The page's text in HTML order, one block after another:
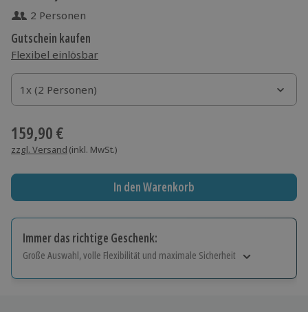
2 Personen
Gutschein kaufen
Flexibel einlösbar
1x (2 Personen)
1x (2 Personen)
1x (2 Personen)
159,90 €
zzgl. Versand (inkl. MwSt.)
In den Warenkorb
Immer das richtige Geschenk:
Große Auswahl, volle Flexibilität und maximale Sicherheit